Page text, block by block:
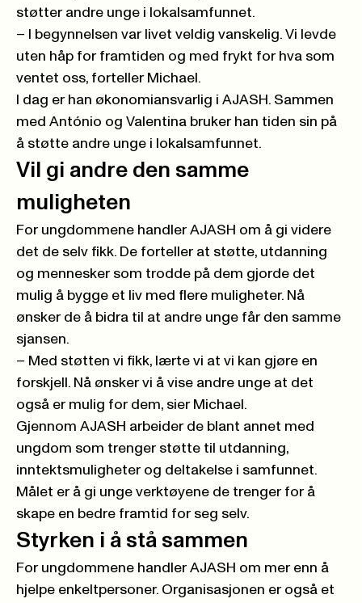
støtter andre unge i lokalsamfunnet.
– I begynnelsen var livet veldig vanskelig. Vi levde
uten håp for framtiden og med frykt for hva som
ventet oss, forteller Michael.
I dag er han økonomiansvarlig i AJASH. Sammen
med António og Valentina bruker han tiden sin på
å støtte andre unge i lokalsamfunnet.
Vil gi andre den samme
muligheten
For ungdommene handler AJASH om å gi videre
det de selv fikk. De forteller at støtte, utdanning
og mennesker som trodde på dem gjorde det
mulig å bygge et liv med flere muligheter. Nå
ønsker de å bidra til at andre unge får den samme
sjansen.
– Med støtten vi fikk, lærte vi at vi kan gjøre en
forskjell. Nå ønsker vi å vise andre unge at det
også er mulig for dem, sier Michael.
Gjennom AJASH arbeider de blant annet med
ungdom som trenger støtte til utdanning,
inntektsmuligheter og deltakelse i samfunnet.
Målet er å gi unge verktøyene de trenger for å
skape en bedre framtid for seg selv.
Styrken i å stå sammen
For ungdommene handler AJASH om mer enn å
hjelpe enkeltpersoner. Organisasjonen er også et